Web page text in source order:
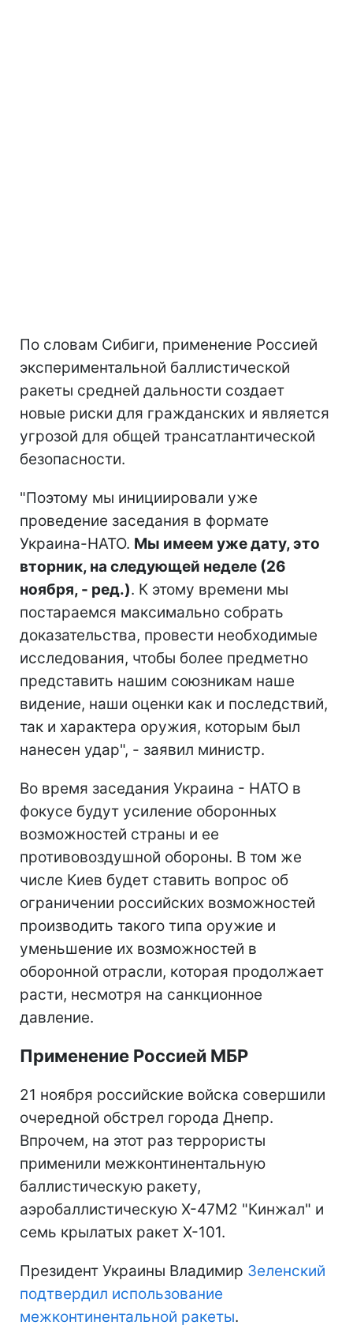
По словам Сибиги, применение Россией
экспериментальной баллистической
ракеты средней дальности создает
новые риски для гражданских и является
угрозой для общей трансатлантической
безопасности.
"Поэтому мы инициировали уже
проведение заседания в формате
Украина-НАТО. Мы имеем уже дату, это
вторник, на следующей неделе (26
ноября, - ред.). К этому времени мы
постараемся максимально собрать
доказательства, провести необходимые
исследования, чтобы более предметно
представить нашим союзникам наше
видение, наши оценки как и последствий,
так и характера оружия, которым был
нанесен удар", - заявил министр.
Во время заседания Украина - НАТО в
фокусе будут усиление оборонных
возможностей страны и ее
противовоздушной обороны. В том же
числе Киев будет ставить вопрос об
ограничении российских возможностей
производить такого типа оружие и
уменьшение их возможностей в
оборонной отрасли, которая продолжает
расти, несмотря на санкционное
давление.
Применение Россией МБР
21 ноября российские войска совершили
очередной обстрел города Днепр.
Впрочем, на этот раз террористы
применили межконтинентальную
баллистическую ракету,
аэробаллистическую Х-47М2 "Кинжал" и
семь крылатых ракет Х-101.
Президент Украины Владимир Зеленский
подтвердил использование
межконтинентальной ракеты.